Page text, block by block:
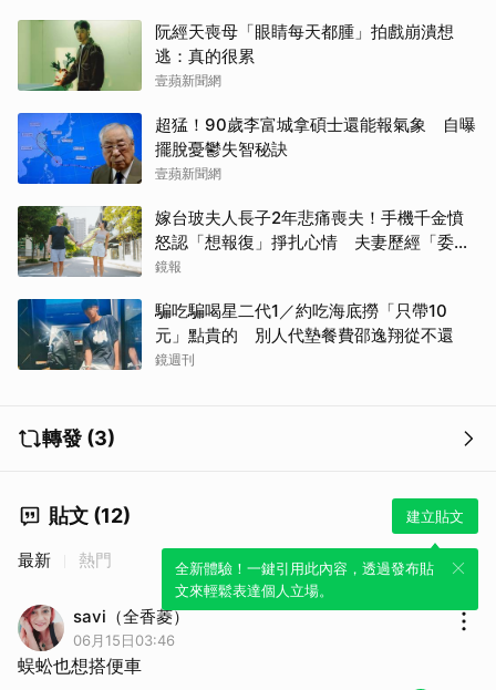
阮經天喪母「眼睛每天都腫」拍戲崩潰想
逃：真的很累
壹蘋新聞網
超猛！90歲李富城拿碩士還能報氣象 自曝
擺脫憂鬱失智秘訣
壹蘋新聞網
嫁台玻夫人長子2年悲痛喪夫！手機千金憤
怒認「想報復」掙扎心情 夫妻歷經「委屈
與不平」只能安靜
鏡報
騙吃騙喝星二代1／約吃海底撈「只帶10
元」點貴的 別人代墊餐費邵逸翔從不還
鏡週刊
轉發 (3)
貼文 (12) 建立貼文
全新體驗！一鍵引用此內容，透過發布貼
文來輕鬆表達個人立場。
最新 熱門
savi（全香菱）
06月15日03:46
蜈蚣也想搭便車